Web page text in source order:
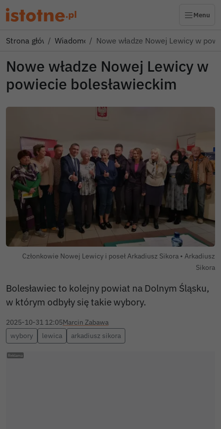
Menu
Strona głównaWiadomościNowe władze Nowej Lewicy w
Nowe władze Nowej Lewicy w
powiecie bolesławieckim
Członkowie Nowej Lewicy i poseł Arkadiusz Sikora • Autor
Arkadiusz
Sikora
Bolesławiec to kolejny powiat na Dolnym Śląsku,
w którym odbyły się takie wybory.
2025-10-31 12:05Marcin Zabawa
wybory
lewica arkadiusz sikora